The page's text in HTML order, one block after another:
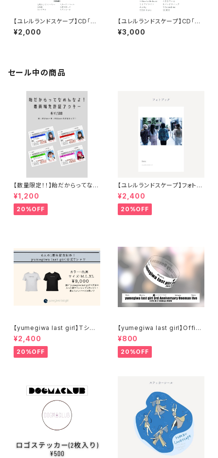
【ユレルランドスケープ】CD「en
core」
¥2,000
【ユレルランドスケープ】CD「M
ASTER PLAN」
¥3,000
セール中の商品
【数量限定！！】飴だからってなめ
んなよ！最南端免許証アクキー
¥1,200
20%OFF
【ユレルランドスケープ】フォトブ
ック
¥2,400
20%OFF
【yumegiwa last girl】Tシャ
ツ
¥2,400
20%OFF
【yumegiwa last girl】Offici
al Rubber Band
¥800
20%OFF